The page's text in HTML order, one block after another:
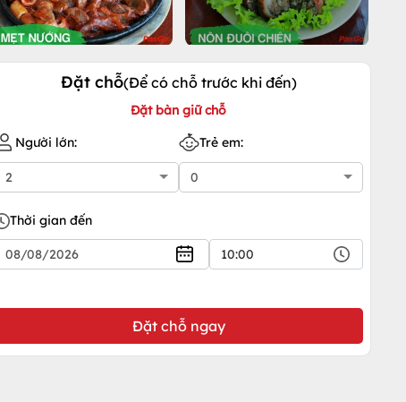
Đặt chỗ(Để có chỗ trước khi đến)
Đặt bàn giữ chỗ
Người lớn:
Trẻ em:
Thời gian đến
10:00
Đặt chỗ ngay